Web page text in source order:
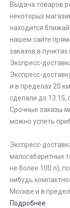
Выдача товаров
некоторых
находится
нашем сайте
заказов в
Экспресс-
Экспресс-
и в пределах 20
сделали до 13.15,
Срочные заказы
можно успеть
Экспресс-
малогабаритных
не более 100 л),
нибудь
Москве и в
Подробнее